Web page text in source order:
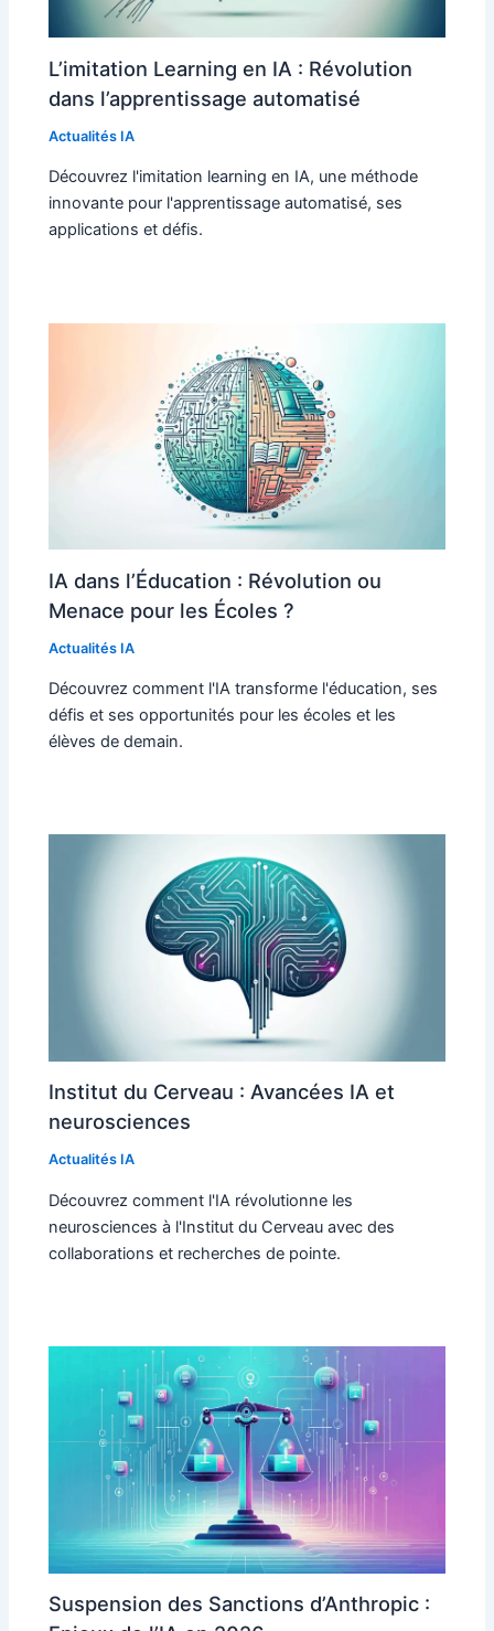
L’imitation Learning en IA : Révolution
dans l’apprentissage automatisé
Actualités IA
Découvrez l'imitation learning en IA, une méthode
innovante pour l'apprentissage automatisé, ses
applications et défis.
IA dans l’Éducation : Révolution ou
Menace pour les Écoles ?
Actualités IA
Découvrez comment l'IA transforme l'éducation, ses
défis et ses opportunités pour les écoles et les
élèves de demain.
Institut du Cerveau : Avancées IA et
neurosciences
Actualités IA
Découvrez comment l'IA révolutionne les
neurosciences à l'Institut du Cerveau avec des
collaborations et recherches de pointe.
Suspension des Sanctions d’Anthropic :